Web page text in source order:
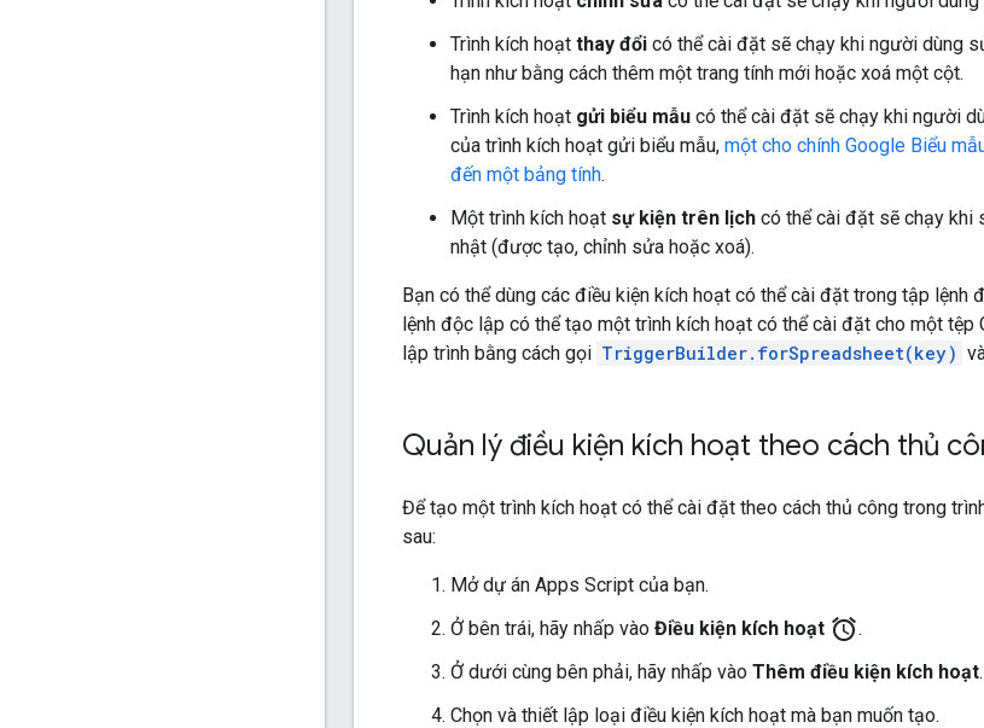
Trình kích hoạt thay đổi có thể cài đặt sẽ chạy khi người dùng
hạn như bằng cách thêm một trang tính mới hoặc xoá một cột.
Trình kích hoạt gửi biểu mẫu có thể cài đặt sẽ chạy khi người
của trình kích hoạt gửi biểu mẫu, một cho chính Google Biểu
đến một bảng tính.
Một trình kích hoạt sự kiện trên lịch có thể cài đặt sẽ chạy khi
nhật (được tạo, chỉnh sửa hoặc xoá).
Bạn có thể dùng các điều kiện kích hoạt có thể cài đặt trong tập lệnh
lệnh độc lập có thể tạo một trình kích hoạt có thể cài đặt cho một
lập trình bằng cách gọi TriggerBuilder.forSpreadsheet(key)
Quản lý điều kiện kích hoạt theo cách thủ
Để tạo một trình kích hoạt có thể cài đặt theo cách thủ công trong
sau:
Mở dự án Apps Script của bạn.
Ở bên trái, hãy nhấp vào Điều kiện kích hoạt alarm.
Ở dưới cùng bên phải, hãy nhấp vào Thêm điều kiện kích hoạt.
Chọn và thiết lập loại điều kiện kích hoạt mà bạn muốn tạo.